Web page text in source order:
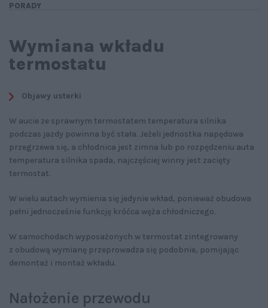
PORADY
Wymiana wkładu
termostatu
Objawy usterki
W aucie ze sprawnym termostatem temperatura silnika
podczas jazdy powinna być stała. Jeżeli jednostka napędowa
przegrzewa się, a chłodnica jest zimna lub po rozpędzeniu auta
temperatura silnika spada, najczęściej winny jest zacięty
termostat.
W wielu autach wymienia się jedynie wkład, ponieważ obudowa
pełni jednocześnie funkcję króćca węża chłodniczego.
W samochodach wyposażonych w termostat zintegrowany
z obudową wymianę przeprowadza się podobnie, pomijając
demontaż i montaż wkładu.
Nałożenie przewodu